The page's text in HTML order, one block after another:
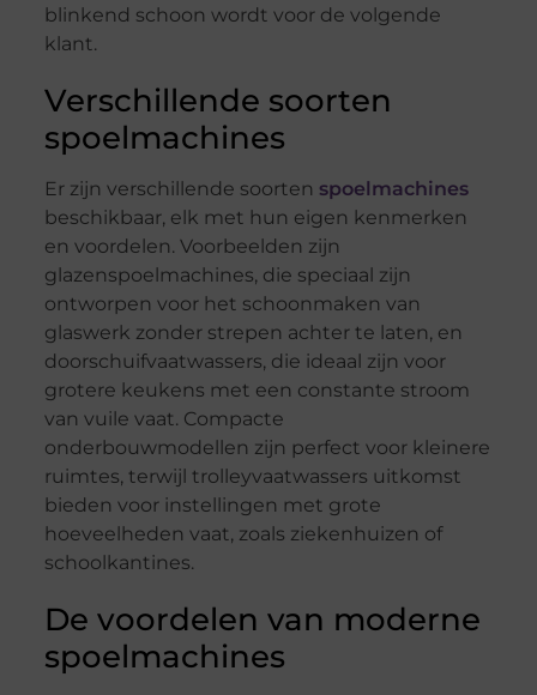
blinkend schoon wordt voor de volgende
klant.
Verschillende soorten
spoelmachines
Er zijn verschillende soorten spoelmachines
beschikbaar, elk met hun eigen kenmerken
en voordelen. Voorbeelden zijn
glazenspoelmachines, die speciaal zijn
ontworpen voor het schoonmaken van
glaswerk zonder strepen achter te laten, en
doorschuifvaatwassers, die ideaal zijn voor
grotere keukens met een constante stroom
van vuile vaat. Compacte
onderbouwmodellen zijn perfect voor kleinere
ruimtes, terwijl trolleyvaatwassers uitkomst
bieden voor instellingen met grote
hoeveelheden vaat, zoals ziekenhuizen of
schoolkantines.
De voordelen van moderne
spoelmachines